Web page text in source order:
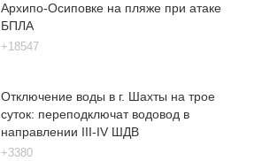
Архипо-Осиповке на пляже при атаке
БПЛА
+18547
Отключение воды в г. Шахты на трое
суток: переподключат водовод в
направлении III-IV ШДВ
+3380